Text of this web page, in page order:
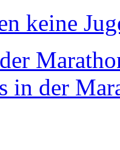
keine
in der